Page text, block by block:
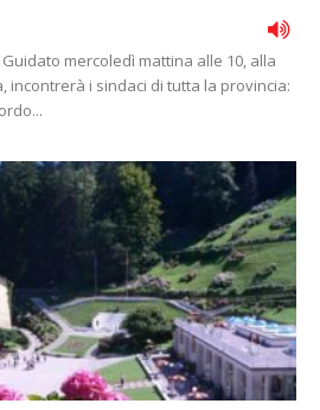
mercoledì mattina alle 10, alla
incontrerà i sindaci di tutta la provincia: